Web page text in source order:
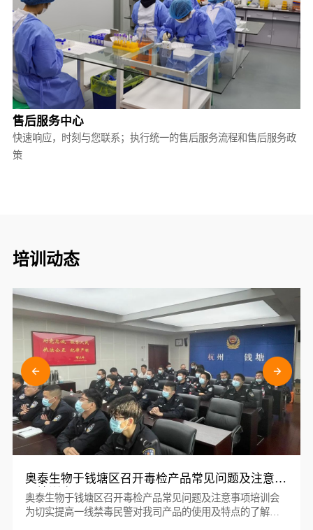
售后服务中心
快速响应，时刻与您联系；执行统一的售后服务流程和售后服务政
策
培训动态
奥泰生物于钱塘区召开毒检产品常见问题及注意事
项培训会
奥泰生物于钱塘区召开毒检产品常见问题及注意事项培训会
为切实提高一线禁毒民警对我司产品的使用及特点的了解，